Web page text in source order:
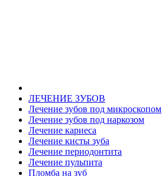
ЛЕЧЕНИЕ ЗУБОВ
Лечение зубов под микроскопом
Лечение зубов под наркозом
Лечение кариеса
Лечение кисты зуба
Лечение периодонтита
Лечение пульпита
Пломба на зуб